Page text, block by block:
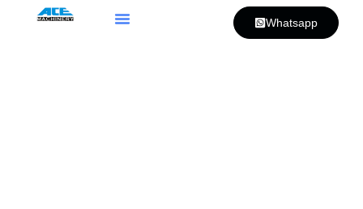
Whatsapp